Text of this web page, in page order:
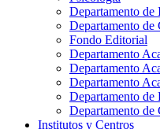
Departamento de
Departamento de
Fondo Editorial
Departamento
Departamento
Departamento
Departamento de
Departamento de
Institutos y Centros